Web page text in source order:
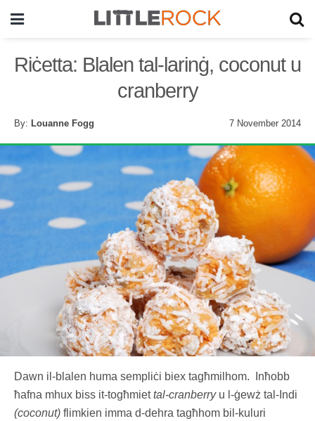
Riċetta: Blalen tal-larinġ, coconut u
cranberry
By: Louanne Fogg 7 November 2014
Dawn il-blalen huma sempliċi biex tagħmilhom. Inħobb
ħafna mhux biss it-togħmiettal-cranberryu l-ġewż tal-Indi
(coconut) flimkien imma d-dehra tagħhom bil-kuluri